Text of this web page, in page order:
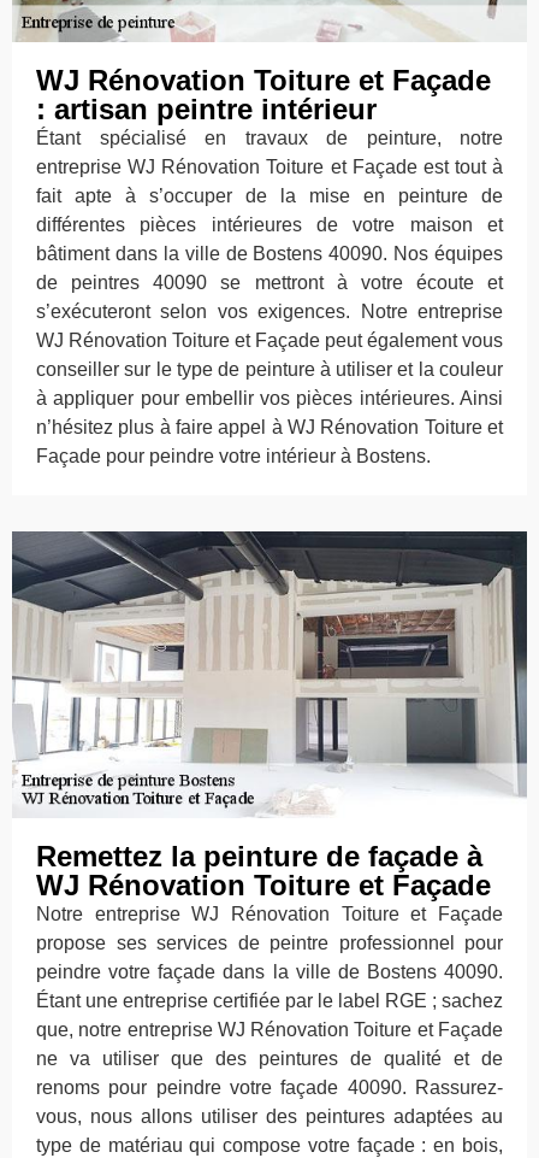
WJ Rénovation Toiture et Façade
: artisan peintre intérieur
Étant spécialisé en travaux de peinture, notre
entreprise WJ Rénovation Toiture et Façade est tout à
fait apte à s’occuper de la mise en peinture de
différentes pièces intérieures de votre maison et
bâtiment dans la ville de Bostens 40090. Nos équipes
de peintres 40090 se mettront à votre écoute et
s’exécuteront selon vos exigences. Notre entreprise
WJ Rénovation Toiture et Façade peut également vous
conseiller sur le type de peinture à utiliser et la couleur
à appliquer pour embellir vos pièces intérieures. Ainsi
n’hésitez plus à faire appel à WJ Rénovation Toiture et
Façade pour peindre votre intérieur à Bostens.
Remettez la peinture de façade à
WJ Rénovation Toiture et Façade
Notre entreprise WJ Rénovation Toiture et Façade
propose ses services de peintre professionnel pour
peindre votre façade dans la ville de Bostens 40090.
Étant une entreprise certifiée par le label RGE ; sachez
que, notre entreprise WJ Rénovation Toiture et Façade
ne va utiliser que des peintures de qualité et de
renoms pour peindre votre façade 40090. Rassurez-
vous, nous allons utiliser des peintures adaptées au
type de matériau qui compose votre façade : en bois,